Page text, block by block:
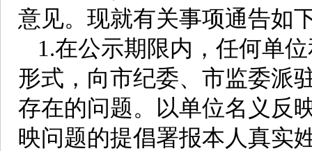
意见。现就有关事项通告如
1.在公示期限内，任何单
形式，向市纪委、市监委派
存在的问题。以单位名义反
映问题的提倡署报本人真实